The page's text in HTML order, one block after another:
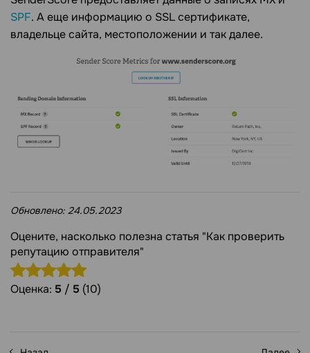
SPF. А еще информацию о SSL сертификате,
владельце сайта, местоположении и так далее.
Обновлено: 24.05.2023
Оцените, насколько полезна статья "Как проверить
репутацию отправителя"
Оценка: 5 / 5 (10)